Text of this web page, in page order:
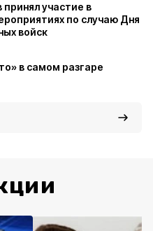
участие в
по случаю Дня
войск
в самом разгаре